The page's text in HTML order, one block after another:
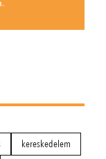
kereskedelem